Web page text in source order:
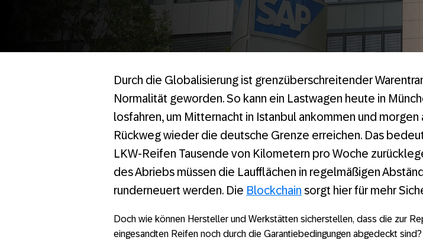
Durch die Globalisierung ist grenzüberschreitender
Normalität geworden. So kann ein Lastwagen heute in
losfahren, um Mitternacht in Istanbul ankommen und morgen
Rückweg wieder die deutsche Grenze erreichen. Das
LKW-Reifen Tausende von Kilometern pro Woche
des Abriebs müssen die Laufflächen in regelmäßigen
runderneuert werden. Die Blockchain sorgt hier für mehr
Doch wie können Hersteller und Werkstätten sicherstellen, dass die zur
eingesandten Reifen noch durch die Garantiebedingungen abgedeckt sind?